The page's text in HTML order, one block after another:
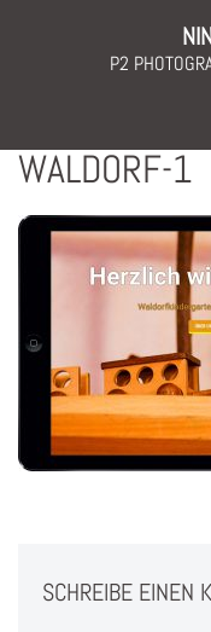
P2
WALDORF-1
SCHREIBE EINEN